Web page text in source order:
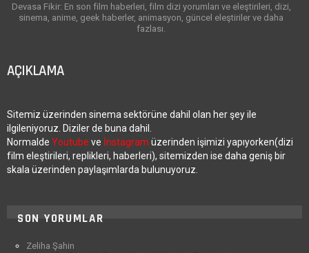
Devasa Fikir: En son film haberleri, film dizi yorumları ve eleştirileri, dizi,
sinema, anime, geek haberler, animasyon, güncel eleştiriler ve daha
fazlası.
AÇIKLAMA
Sitemiz üzerinden sinema sektörüne dahil olan her şey ile
ilgileniyoruz. Diziler de buna dahil.
Normalde Youtube ve İnstagram üzerinden işimizi yapıyorken(dizi
film eleştirileri, replikleri, haberleri), sitemizden ise daha geniş bir
skala üzerinden paylaşımlarda bulunuyoruz.
SON YORUMLAR
Zeliha Şahin